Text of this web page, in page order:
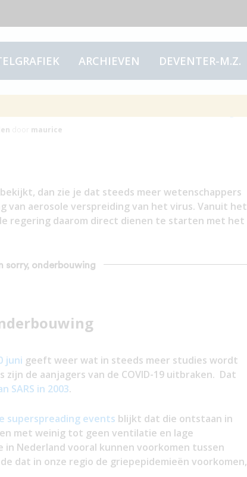
ARCHIEVEN DEVENTER-M.Z.
onderbouwing
maurice
dan zie je dat steeds meer wetenschappers
van aerosole verspreiding van het virus. Vanuit het
regering daarom direct dienen te starten met het
sorry, onderbouwing
juni geeft weer wat in steeds meer studies wordt
de aanjagers van de COVID-19 uitbraken. Dat
SARS in 2003.
superspreading events blijkt dat die ontstaan in
met weinig tot geen ventilatie en lage
Nederland vooral kunnen voorkomen tussen
dat in onze regio de griepepidemieën voorkomen,